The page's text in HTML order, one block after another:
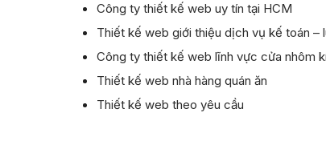
Công ty thiết kế web uy tín tại HCM
Thiết kế web giới thiệu dịch vụ kế toán –
Công ty thiết kế web lĩnh vực cửa nhôm
Thiết kế web nhà hàng quán ăn
Thiết kế web theo yêu cầu